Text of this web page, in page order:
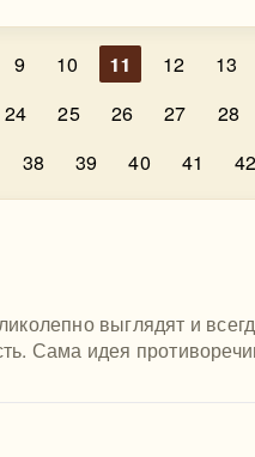
9 10 11 12 13
24 25 26 27 28
38 39 40 41 42
выглядят и
Сама идея